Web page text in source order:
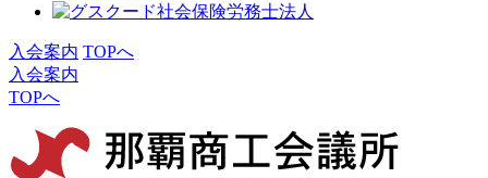
入会案内 TOPへ
入会案内
TOPへ